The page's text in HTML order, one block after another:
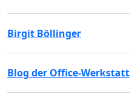
Birgit Böllinger
Blog der Office-Werkstatt